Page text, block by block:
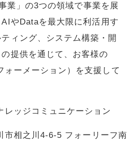
業」の3つの領域で事業を展
やDataを最大限に利活用す
ィング、システム構築・開
提供を通じて、お客様の
ォーメーション）を支援して
レッジコミュニケーション
市相之川4-6-5 フォーリーフ南